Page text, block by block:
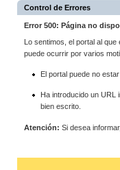
Control de Errores
Error 500: Página no
Lo sentimos, el portal al
puede ocurrir por varios
El portal puede no
Ha introducido un
bien escrito.
Atención: Si desea